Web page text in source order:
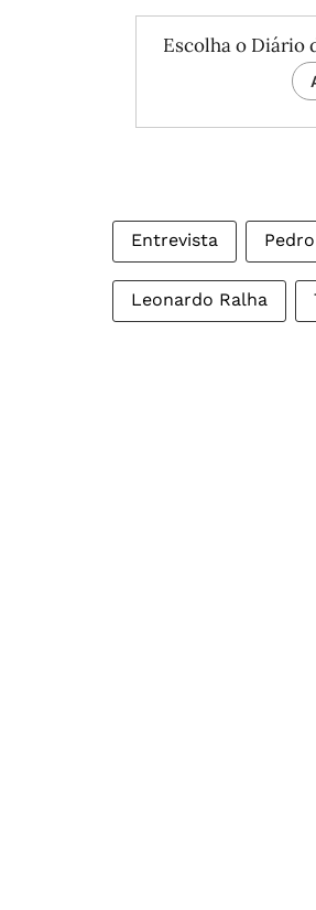
Escolha o Diário
Entrevista
Leonardo Ralha